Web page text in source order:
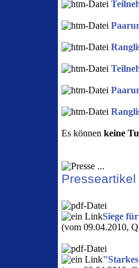
Es könnenkeine
Presseartikel
Siege
(vom 09.04.2010,